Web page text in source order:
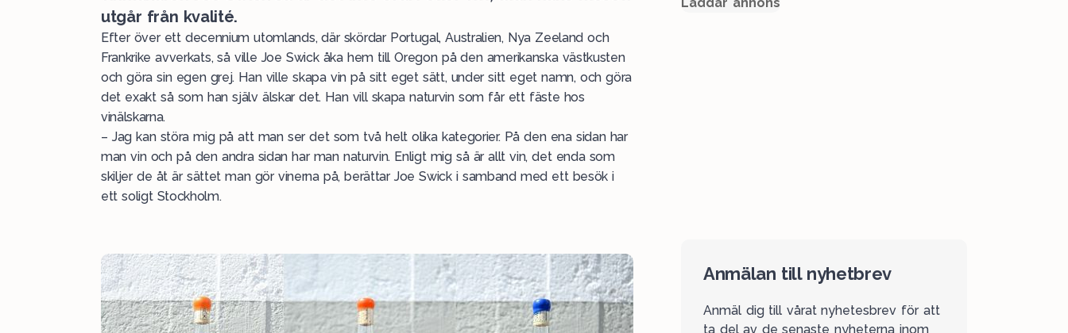
utgår från kvalité.
Efter över ett decennium utomlands, där skördar Portugal,Australien, Nya Zeeland och
Frankrike avverkats, så ville Joe Swick åka hem tillOregonpå den amerikanskavästkusten
och göra sin egen grej. Han ville skapa vin på sitt eget sätt, under sitt eget namn, och göra
det exakt så som han själv älskar det. Han vill skapa naturvin som får ett fäste hos
vinälskarna.
– Jag kan störa mig på att man ser det som två helt olika kategorier. På den ena sidan har
man vin och på den andra sidan har man naturvin. Enligt mig så är allt vin, det enda som
skiljer de åt är sättet man gör vinerna på, berättar Joe Swick i samband med ett besök i
ett soligt Stockholm.
Anmälan till nyhetbrev
Anmäl dig till vårat nyhetesbrev för att
ta del av de senaste nyheterna inom